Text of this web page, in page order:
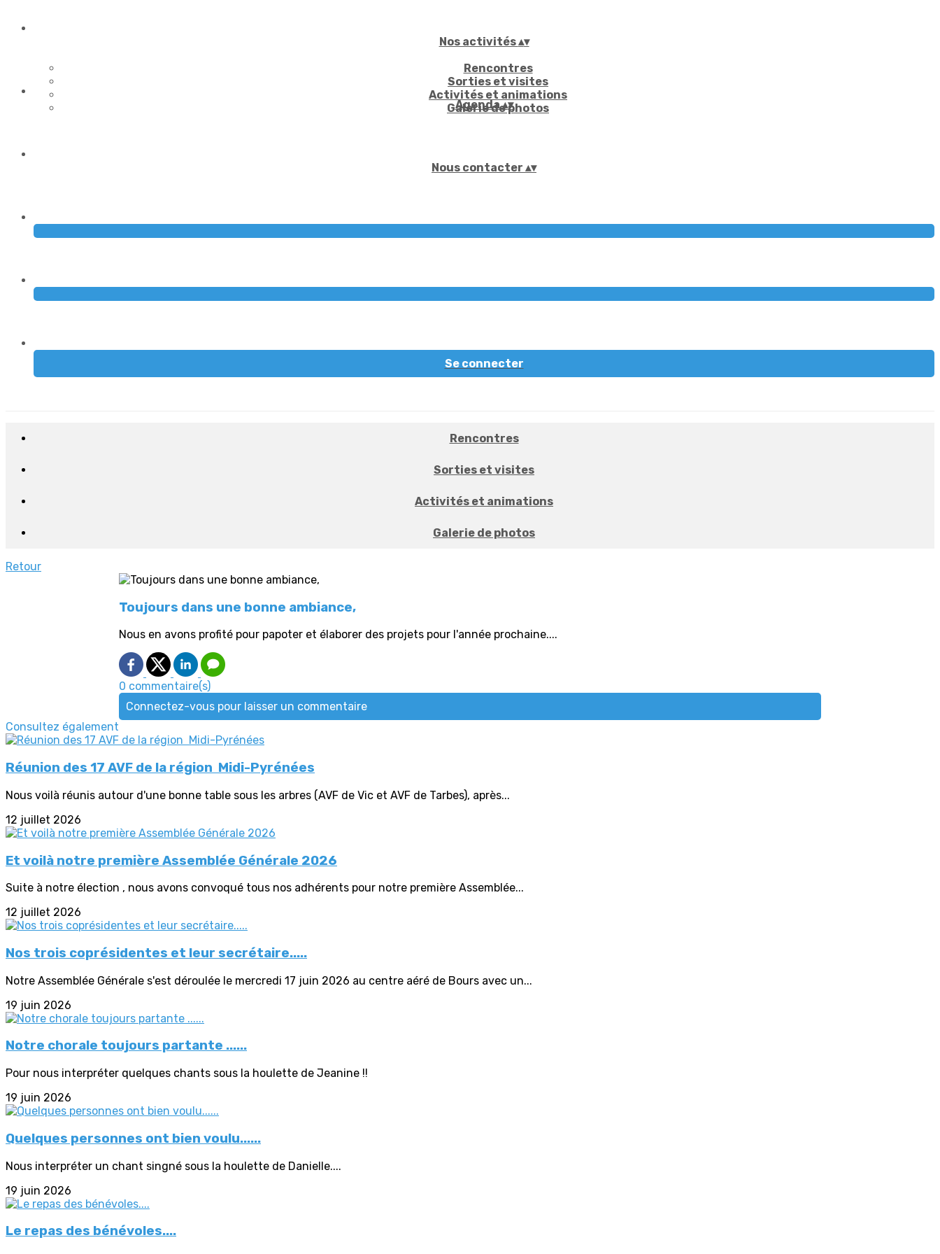
Nos activités▴▾
Rencontres
Sorties et visites
Activités et animations
Galerie de photos
Agenda▴▾
Nous contacter ▴▾
Se connecter
Rencontres
Sorties et visites
Activités et animations
Galerie de photos
Retour
Toujours dans une bonne ambiance,
Nous en avons profité pour papoter et élaborer des projets pour l'année prochaine....
0 commentaire(s)
Connectez-vous pour laisser un commentaire
Consultez également
Réunion des 17 AVF de la région Midi-Pyrénées
Nous voilà réunis autour d'une bonne table sous les arbres (AVF de Vic et AVF de Tarbes), après...
12 juillet 2026
Et voilà notre première Assemblée Générale 2026
Suite à notre élection , nous avons convoqué tous nos adhérents pour notre première Assemblée...
12 juillet 2026
Nos trois coprésidentes et leur secrétaire.....
Notre Assemblée Générale s'est déroulée le mercredi 17 juin 2026 au centre aéré de Bours avec un...
19 juin 2026
Notre chorale toujours partante ......
Pour nous interpréter quelques chants sous la houlette de Jeanine !!
19 juin 2026
Quelques personnes ont bien voulu......
Nous interpréter un chant singné sous la houlette de Danielle....
19 juin 2026
Le repas des bénévoles....